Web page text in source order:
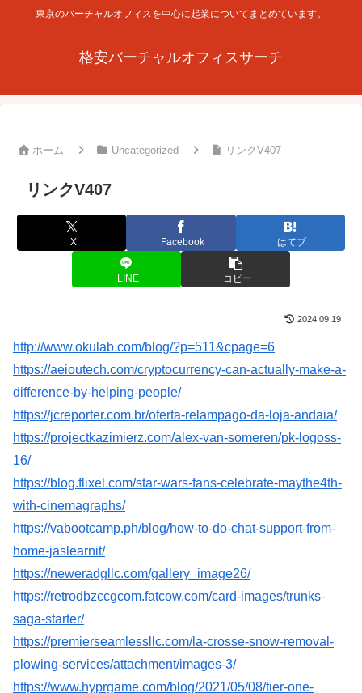
東京のバーチャルオフィスを中心に起業についてまとめています。
格安バーチャルオフィスサーチ
ホーム Uncategorized リンクV407
リンクV407
X Facebook はてブ
LINE コピー
2024.09.19
http://www.okulab.com/blog/?p=511&cpage=6
https://aeioutech.com/cryptocurrency-can-actually-make-a-
difference-by-helping-people/
https://jcreporter.com.br/oferta-relampago-da-loja-andaia/
https://projectkazimierz.com/alex-van-someren/pk-logoss-
16/
https://blog.flixel.com/star-wars-fans-celebrate-maythe4th-
with-cinemagraphs/
https://vabootcamp.ph/blog/how-to-do-chat-support-from-
home-jaslearnit/
https://neweradgllc.com/gallery_image26/
https://retrodbzccgcom.fatcow.com/card-images/trunks-
saga-starter/
https://premierseamlessllc.com/la-crosse-snow-removal-
plowing-services/attachment/images-3/
https://www.hyprgame.com/blog/2021/05/08/tier-one-